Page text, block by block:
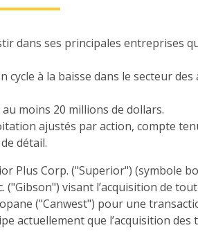
dans ses principales entreprises
à la baisse dans le secteur
moins 20 millions de dollars.
ajustés par action, compte
détail.
Plus Corp. ("Superior") (symbole
("Gibson") visant l’acquisition de
("Canwest") pour une
actuellement que l’acquisition